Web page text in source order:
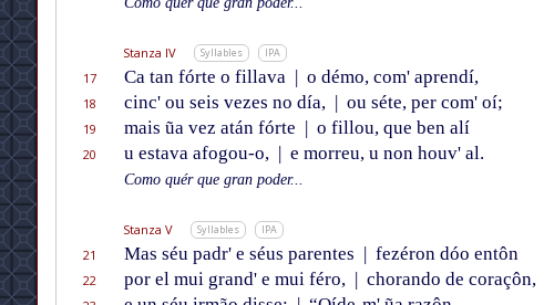
Stanza IV Syllables IPA
17 Ca tan fórte o fillava | o démo, com' aprendí,
18
cinc' ou seis vezes no día, | ou séte, per com' oí;
19
mais ũa vez atán fórte | o fillou, que ben alí
20
u estava afogou-o, | e morreu, u non houv' al.
Como quér que gran poder...
Stanza V Syllables IPA
21 Mas séu padr' e séus parentes | fezéron dóo entôn
22
por el mui grand' e mui féro, | chorando de coraçôn,